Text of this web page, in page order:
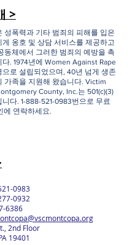
>
성폭력과 기타 범죄의 피해를 입은
게 옹호 및 상담 서비스를 제공하고
동체에서 그러한 범죄의 예방을 촉
. 1974년에 Women Against Rape
으로 설립되었으며, 40년 넘게 생존
가족을 지원해 왔습니다. Victim
County, Inc.는 501(c)(3)
니다. 1-888-521-0983번으로 무료
에 연락하세요.
0983
0932
6386
2nd Floor
19401